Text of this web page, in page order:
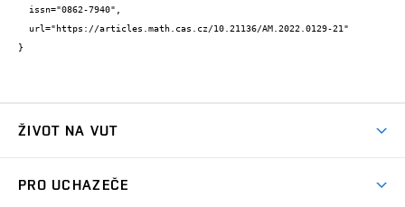
}
ŽIVOT NA VUT
PRO UCHAZEČE